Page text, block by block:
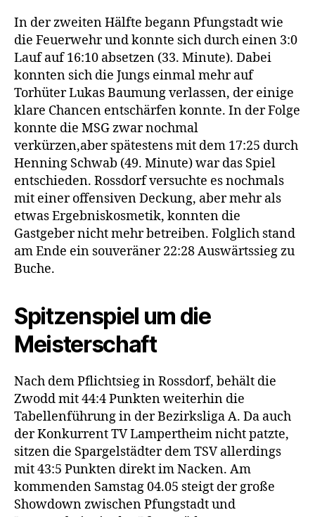
In der zweiten Hälfte begann Pfungstadt wie
die Feuerwehr und konnte sich durch einen 3:0
Lauf auf 16:10 absetzen (33. Minute). Dabei
konnten sich die Jungs einmal mehr auf
Torhüter Lukas Baumung verlassen, der einige
klare Chancen entschärfen konnte. In der Folge
konnte die MSG zwar nochmal
verkürzen,aber spätestens mit dem 17:25 durch
Henning Schwab (49. Minute) war das Spiel
entschieden. Rossdorf versuchte es nochmals
mit einer offensiven Deckung, aber mehr als
etwas Ergebniskosmetik, konnten die
Gastgeber nicht mehr betreiben. Folglich stand
am Ende ein souveräner 22:28 Auswärtssieg zu
Buche.
Spitzenspiel um die
Meisterschaft
Nach dem Pflichtsieg in Rossdorf, behält die
Zwodd mit 44:4 Punkten weiterhin die
Tabellenführung in der Bezirksliga A. Da auch
der Konkurrent TV Lampertheim nicht patzte,
sitzen die Spargelstädter dem TSV allerdings
mit 43:5 Punkten direkt im Nacken. Am
kommenden Samstag 04.05 steigt der große
Showdown zwischen Pfungstadt und